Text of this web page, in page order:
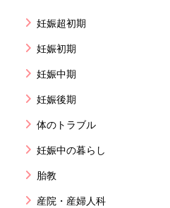
妊娠超初期
妊娠初期
妊娠中期
妊娠後期
体のトラブル
妊娠中の暮らし
胎教
産院・産婦人科